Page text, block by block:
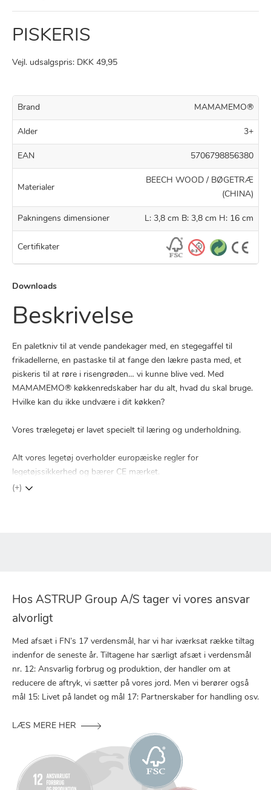
PISKERIS
Vejl. udsalgspris: DKK 49,95
Brand MAMAMEMO®
Alder 3+
EAN 5706798856380
Materialer
BEECH WOOD / BØGETRÆ
(CHINA)
Pakningens dimensioner L: 3,8 cm B: 3,8 cm H: 16 cm
Certifikater
Downloads
Beskrivelse
En paletkniv til at vende pandekager med, en stegegaffel til
frikadellerne, en pastaske til at fange den lækre pasta med, et
piskeris til at røre i risengrøden… vi kunne blive ved. Med
MAMAMEMO® køkkenredskaber har du alt, hvad du skal bruge.
Hvilke kan du ikke undvære i dit køkken?
Vores trælegetøj er lavet specielt til læring og underholdning.
Alt vores legetøj overholder europæiske regler for
legetøjssikkerhed og bærer CE mærket.
(+)
Hos ASTRUP Group A/S tager vi vores ansvar
alvorligt
Med afsæt i FN’s 17 verdensmål, har vi har iværksat række tiltag
indenfor de seneste år. Tiltagene har særligt afsæt i verdensmål
nr. 12: Ansvarlig forbrug og produktion, der handler om at
reducere de aftryk, vi sætter på vores jord. Men vi berører også
mål 15: Livet på landet og mål 17: Partnerskaber for handling osv.
LÆS MERE HER